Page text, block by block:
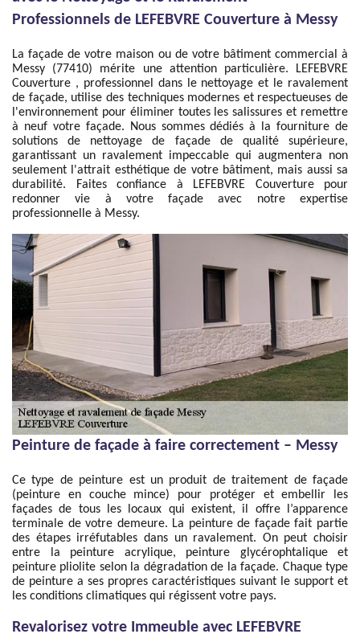
Professionnels de LEFEBVRE Couverture à Messy
La façade de votre maison ou de votre bâtiment commercial à
Messy (77410) mérite une attention particulière. LEFEBVRE
Couverture , professionnel dans le nettoyage et le ravalement
de façade, utilise des techniques modernes et respectueuses de
l'environnement pour éliminer toutes les salissures et remettre
à neuf votre façade. Nous sommes dédiés à la fourniture de
solutions de nettoyage de façade de qualité supérieure,
garantissant un ravalement impeccable qui augmentera non
seulement l'attrait esthétique de votre bâtiment, mais aussi sa
durabilité. Faites confiance à LEFEBVRE Couverture pour
redonner vie à votre façade avec notre expertise
professionnelle à Messy.
Peinture de façade à faire correctement – Messy
Ce type de peinture est un produit de traitement de façade
(peinture en couche mince) pour protéger et embellir les
façades de tous les locaux qui existent, il offre l’apparence
terminale de votre demeure. La peinture de façade fait partie
des étapes irréfutables dans un ravalement. On peut choisir
entre la peinture acrylique, peinture glycérophtalique et
peinture pliolite selon la dégradation de la façade. Chaque type
de peinture a ses propres caractéristiques suivant le support et
les conditions climatiques qui régissent votre pays.
Revalorisez votre Immeuble avec LEFEBVRE